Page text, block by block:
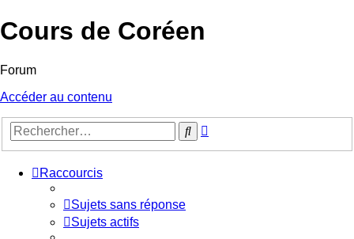
Cours de Coréen
Forum
Accéder au contenu
Rechercher
Raccourcis
Sujets sans réponse
Sujets actifs